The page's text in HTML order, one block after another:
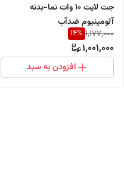
جت لایت ۱۰ وات نما-بدنه
آلومینیوم ضدآب
1,177,000
14%
1,001,000
افزودن به سبد